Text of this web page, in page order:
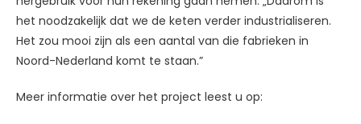
het noodzakelijk dat we de keten verder industrialiseren.
Het zou mooi zijn als een aantal van die fabrieken in
Noord-Nederland komt te staan.”
Meer informatie over het project leest u op: